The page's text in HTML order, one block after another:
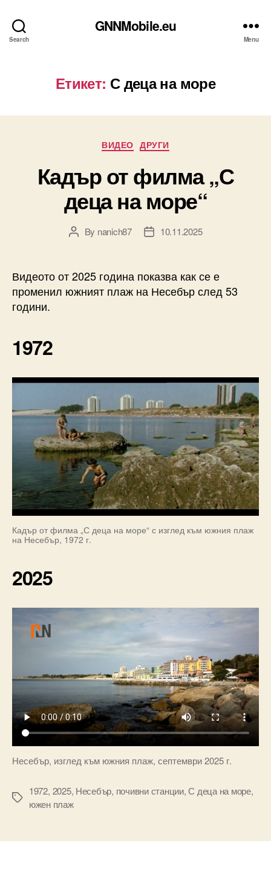
Search
GNNMobile.eu
Menu
Етикет: С деца на море
Categories
ВИДЕО ДРУГИ
Кадър от филма „С
деца на море“
PostBy nanich87
Post10.11.2025
Видеото от 2025 година показва как се е
променил южният плаж на Несебър след 53
години.
1972
Кадър от филма „С деца на море“ с изглед към южния плаж
на Несебър, 1972 г.
2025
Несебър, изглед към южния плаж, септември 2025 г.
Tags
1972, 2025, Несебър, почивни станции,С деца на море,
южен плаж